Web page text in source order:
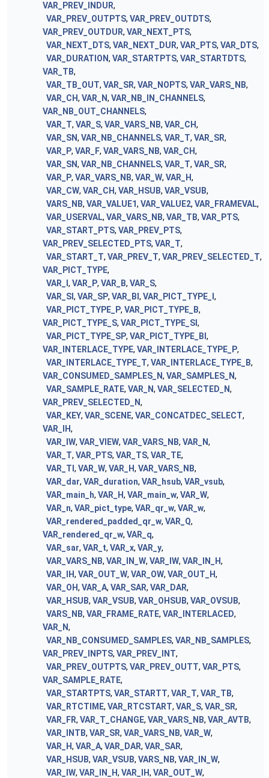
VAR_PREV_INDUR,
VAR_PREV_OUTPTS, VAR_PREV_OUTDTS,
VAR_PREV_OUTDUR, VAR_NEXT_PTS,
VAR_NEXT_DTS, VAR_NEXT_DUR, VAR_PTS, VAR_DTS,
VAR_DURATION, VAR_STARTPTS, VAR_STARTDTS,
VAR_TB,
VAR_TB_OUT, VAR_SR, VAR_NOPTS, VAR_VARS_NB,
VAR_CH, VAR_N, VAR_NB_IN_CHANNELS,
VAR_NB_OUT_CHANNELS,
VAR_T, VAR_S, VAR_VARS_NB, VAR_CH,
VAR_SN, VAR_NB_CHANNELS, VAR_T, VAR_SR,
VAR_P, VAR_F, VAR_VARS_NB, VAR_CH,
VAR_SN, VAR_NB_CHANNELS, VAR_T, VAR_SR,
VAR_P, VAR_VARS_NB, VAR_W, VAR_H,
VAR_CW, VAR_CH, VAR_HSUB, VAR_VSUB,
VARS_NB, VAR_VALUE1, VAR_VALUE2, VAR_FRAMEVAL,
VAR_USERVAL, VAR_VARS_NB, VAR_TB, VAR_PTS,
VAR_START_PTS, VAR_PREV_PTS,
VAR_PREV_SELECTED_PTS, VAR_T,
VAR_START_T, VAR_PREV_T, VAR_PREV_SELECTED_T,
VAR_PICT_TYPE,
VAR_I , VAR_P, VAR_B, VAR_S,
VAR_SI , VAR_SP, VAR_BI , VAR_PICT_TYPE_I ,
VAR_PICT_TYPE_P, VAR_PICT_TYPE_B,
VAR_PICT_TYPE_S, VAR_PICT_TYPE_SI ,
VAR_PICT_TYPE_SP, VAR_PICT_TYPE_BI ,
VAR_INTERLACE_TYPE, VAR_INTERLACE_TYPE_P,
VAR_INTERLACE_TYPE_T, VAR_INTERLACE_TYPE_B,
VAR_CONSUMED_SAMPLES_N, VAR_SAMPLES_N,
VAR_SAMPLE_RATE, VAR_N, VAR_SELECTED_N,
VAR_PREV_SELECTED_N,
VAR_KEY, VAR_SCENE, VAR_CONCATDEC_SELECT,
VAR_IH,
VAR_IW, VAR_VIEW, VAR_VARS_NB, VAR_N,
VAR_T, VAR_PTS, VAR_TS, VAR_TE,
VAR_TI , VAR_W, VAR_H, VAR_VARS_NB,
VAR_dar, VAR_duration, VAR_hsub, VAR_vsub,
VAR_main_h, VAR_H, VAR_main_w, VAR_W,
VAR_n, VAR_pict_type, VAR_qr_w, VAR_w,
VAR_rendered_padded_qr_w, VAR_Q,
VAR_rendered_qr_w, VAR_q,
VAR_sar, VAR_t, VAR_x, VAR_y,
VAR_VARS_NB, VAR_IN_W, VAR_IW, VAR_IN_H,
VAR_IH, VAR_OUT_W, VAR_OW, VAR_OUT_H,
VAR_OH, VAR_A, VAR_SAR, VAR_DAR,
VAR_HSUB, VAR_VSUB, VAR_OHSUB, VAR_OVSUB,
VARS_NB, VAR_FRAME_RATE, VAR_INTERLACED,
VAR_N,
VAR_NB_CONSUMED_SAMPLES, VAR_NB_SAMPLES,
VAR_PREV_INPTS, VAR_PREV_INT,
VAR_PREV_OUTPTS, VAR_PREV_OUTT, VAR_PTS,
VAR_SAMPLE_RATE,
VAR_STARTPTS, VAR_STARTT, VAR_T, VAR_TB,
VAR_RTCTIME, VAR_RTCSTART, VAR_S, VAR_SR,
VAR_FR, VAR_T_CHANGE, VAR_VARS_NB, VAR_AVTB,
VAR_INTB, VAR_SR, VAR_VARS_NB, VAR_W,
VAR_H, VAR_A, VAR_DAR, VAR_SAR,
VAR_HSUB, VAR_VSUB, VARS_NB, VAR_IN_W,
VAR_IW, VAR_IN_H, VAR_IH, VAR_OUT_W,